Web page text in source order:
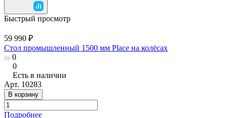
Быстрый просмотр
59 990 ₽
Стол промышленный 1500 мм Place на колёсах
0
0
Есть в наличии
Арт. 10283
В корзину
Подробнее